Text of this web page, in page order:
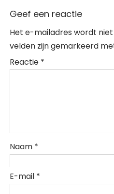
Geef een reactie
Het e-mailadres wordt
velden zijn gemarkeerd
Reactie *
Naam *
E-mail *